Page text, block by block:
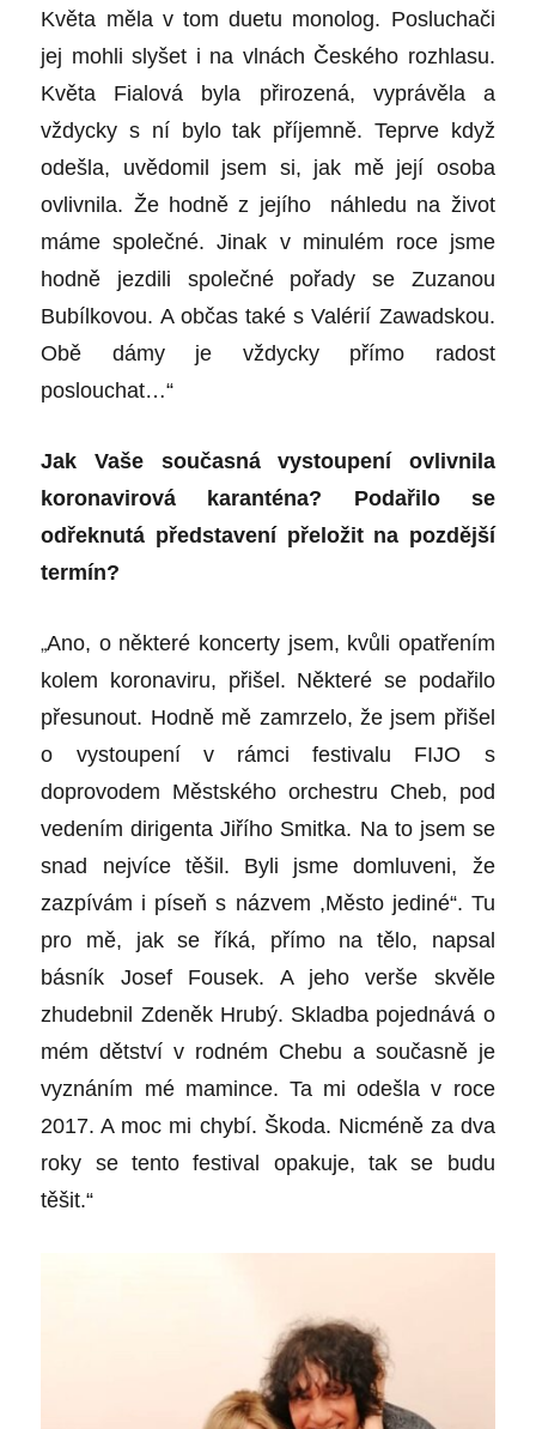
Květa měla v tom duetu monolog. Posluchači
jej mohli slyšet i na vlnách Českého rozhlasu.
Květa Fialová byla přirozená, vyprávěla a
vždycky s ní bylo tak příjemně. Teprve když
odešla, uvědomil jsem si, jak mě její osoba
ovlivnila. Že hodně z jejího náhledu na život
máme společné. Jinak v minulém roce jsme
hodně jezdili společné pořady se Zuzanou
Bubílkovou. A občas také s Valérií Zawadskou.
Obě dámy je vždycky přímo radost
poslouchat…“
Jak Vaše současná vystoupení ovlivnila
koronavirová karanténa? Podařilo se
odřeknutá představení přeložit na pozdější
termín?
„Ano, o některé koncerty jsem, kvůli opatřením
kolem koronaviru, přišel. Některé se podařilo
přesunout. Hodně mě zamrzelo, že jsem přišel
o vystoupení v rámci festivalu FIJO s
doprovodem Městského orchestru Cheb, pod
vedením dirigenta Jiřího Smitka. Na to jsem se
snad nejvíce těšil. Byli jsme domluveni, že
zazpívám i píseň s názvem ,Město jediné“. Tu
pro mě, jak se říká, přímo na tělo, napsal
básník Josef Fousek. A jeho verše skvěle
zhudebnil Zdeněk Hrubý. Skladba pojednává o
mém dětství v rodném Chebu a současně je
vyznáním mé mamince. Ta mi odešla v roce
2017. A moc mi chybí. Škoda. Nicméně za dva
roky se tento festival opakuje, tak se budu
těšit.“